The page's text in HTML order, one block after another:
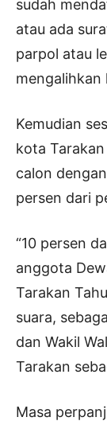
sudah
atau ada
parpol atau
mengalihkan
Kemudian
kota
calon
persen dari
“10 persen
anggota
Tarakan
suara,
dan Wakil
Tarakan
Masa